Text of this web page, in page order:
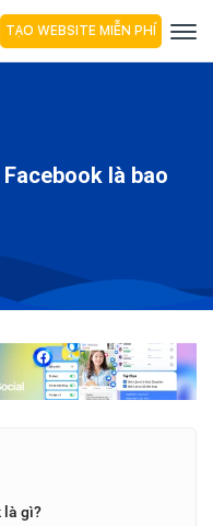
TẠO WEBSITE MIỄN PHÍ
là bao
là gì?